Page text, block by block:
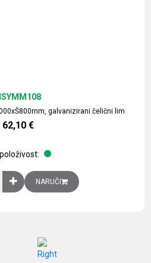
galvanizirani čelični lim
62,10 €
montažna ploča V1000xŠ800mm,
NARUČI